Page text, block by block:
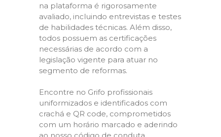
na plataforma é rigorosamente
avaliado, incluindo entrevistas e testes
de habilidades técnicas. Além disso,
todos possuem as certificações
necessárias de acordo com a
legislação vigente para atuar no
segmento de reformas.
Encontre no Grifo profissionais
uniformizados e identificados com
crachá e QR code, comprometidos
com um horário marcado e aderindo